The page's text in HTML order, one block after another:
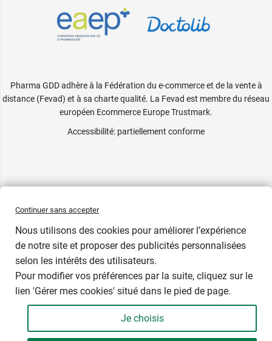
Dilution
- +
Pharma GDD adhère à la Fédération du e-commerce et de la vente à
distance (Fevad) et à sa charte qualité. La Fevad est membre du réseau
européen Ecommerce Europe Trustmark.
Accessibilité: partiellement conforme
Continuer sans accepter
Nous utilisons des cookies pour améliorer l’expérience
de notre site et proposer des publicités personnalisées
selon les intérêts des utilisateurs.
Pour modifier vos préférences par la suite, cliquez sur le
lien 'Gérer mes cookies' situé dans le pied de page.
Je choisis